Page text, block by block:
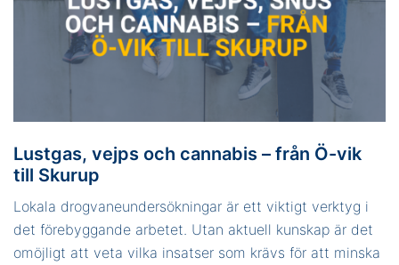
Lustgas, vejps och cannabis – från Ö-vik
till Skurup
Lokala drogvaneundersökningar är ett viktigt verktyg i
det förebyggande arbetet. Utan aktuell kunskap är det
omöjligt att veta vilka insatser som krävs för att minska